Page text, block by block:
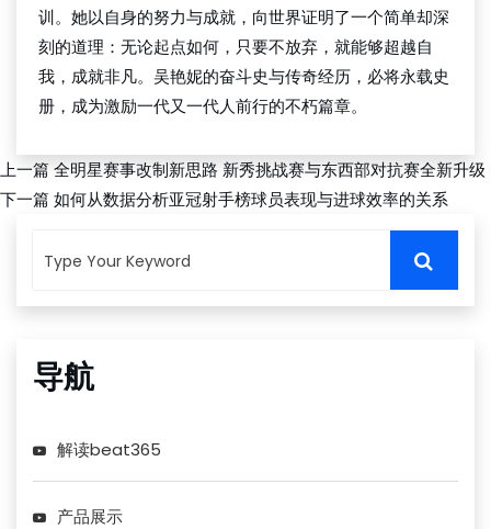
训。她以自身的努力与成就，向世界证明了一个简单却深
刻的道理：无论起点如何，只要不放弃，就能够超越自
我，成就非凡。吴艳妮的奋斗史与传奇经历，必将永载史
册，成为激励一代又一代人前行的不朽篇章。
上一篇全明星赛事改制新思路 新秀挑战赛与东西部对抗赛全新升级
下一篇 如何从数据分析亚冠射手榜球员表现与进球效率的关系
导航
解读beat365
产品展示